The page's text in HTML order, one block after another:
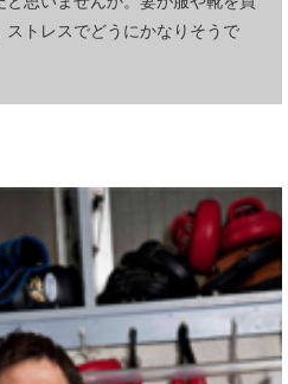
トレスでどうにかなりそうで